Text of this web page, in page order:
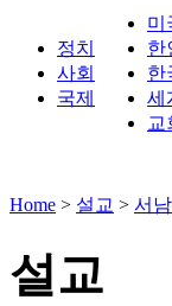
정치
사회
국제
미
한
한
세
교
Home > 설교 > 서
설교